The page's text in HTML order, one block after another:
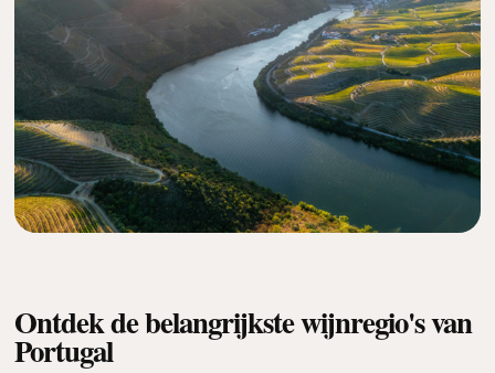
Ontdek de belangrijkste wijnregio's van
Portugal